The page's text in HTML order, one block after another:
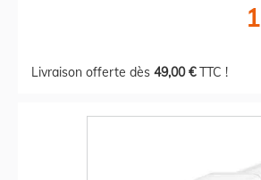
Livraison offerte dès 49,00 €TTC !